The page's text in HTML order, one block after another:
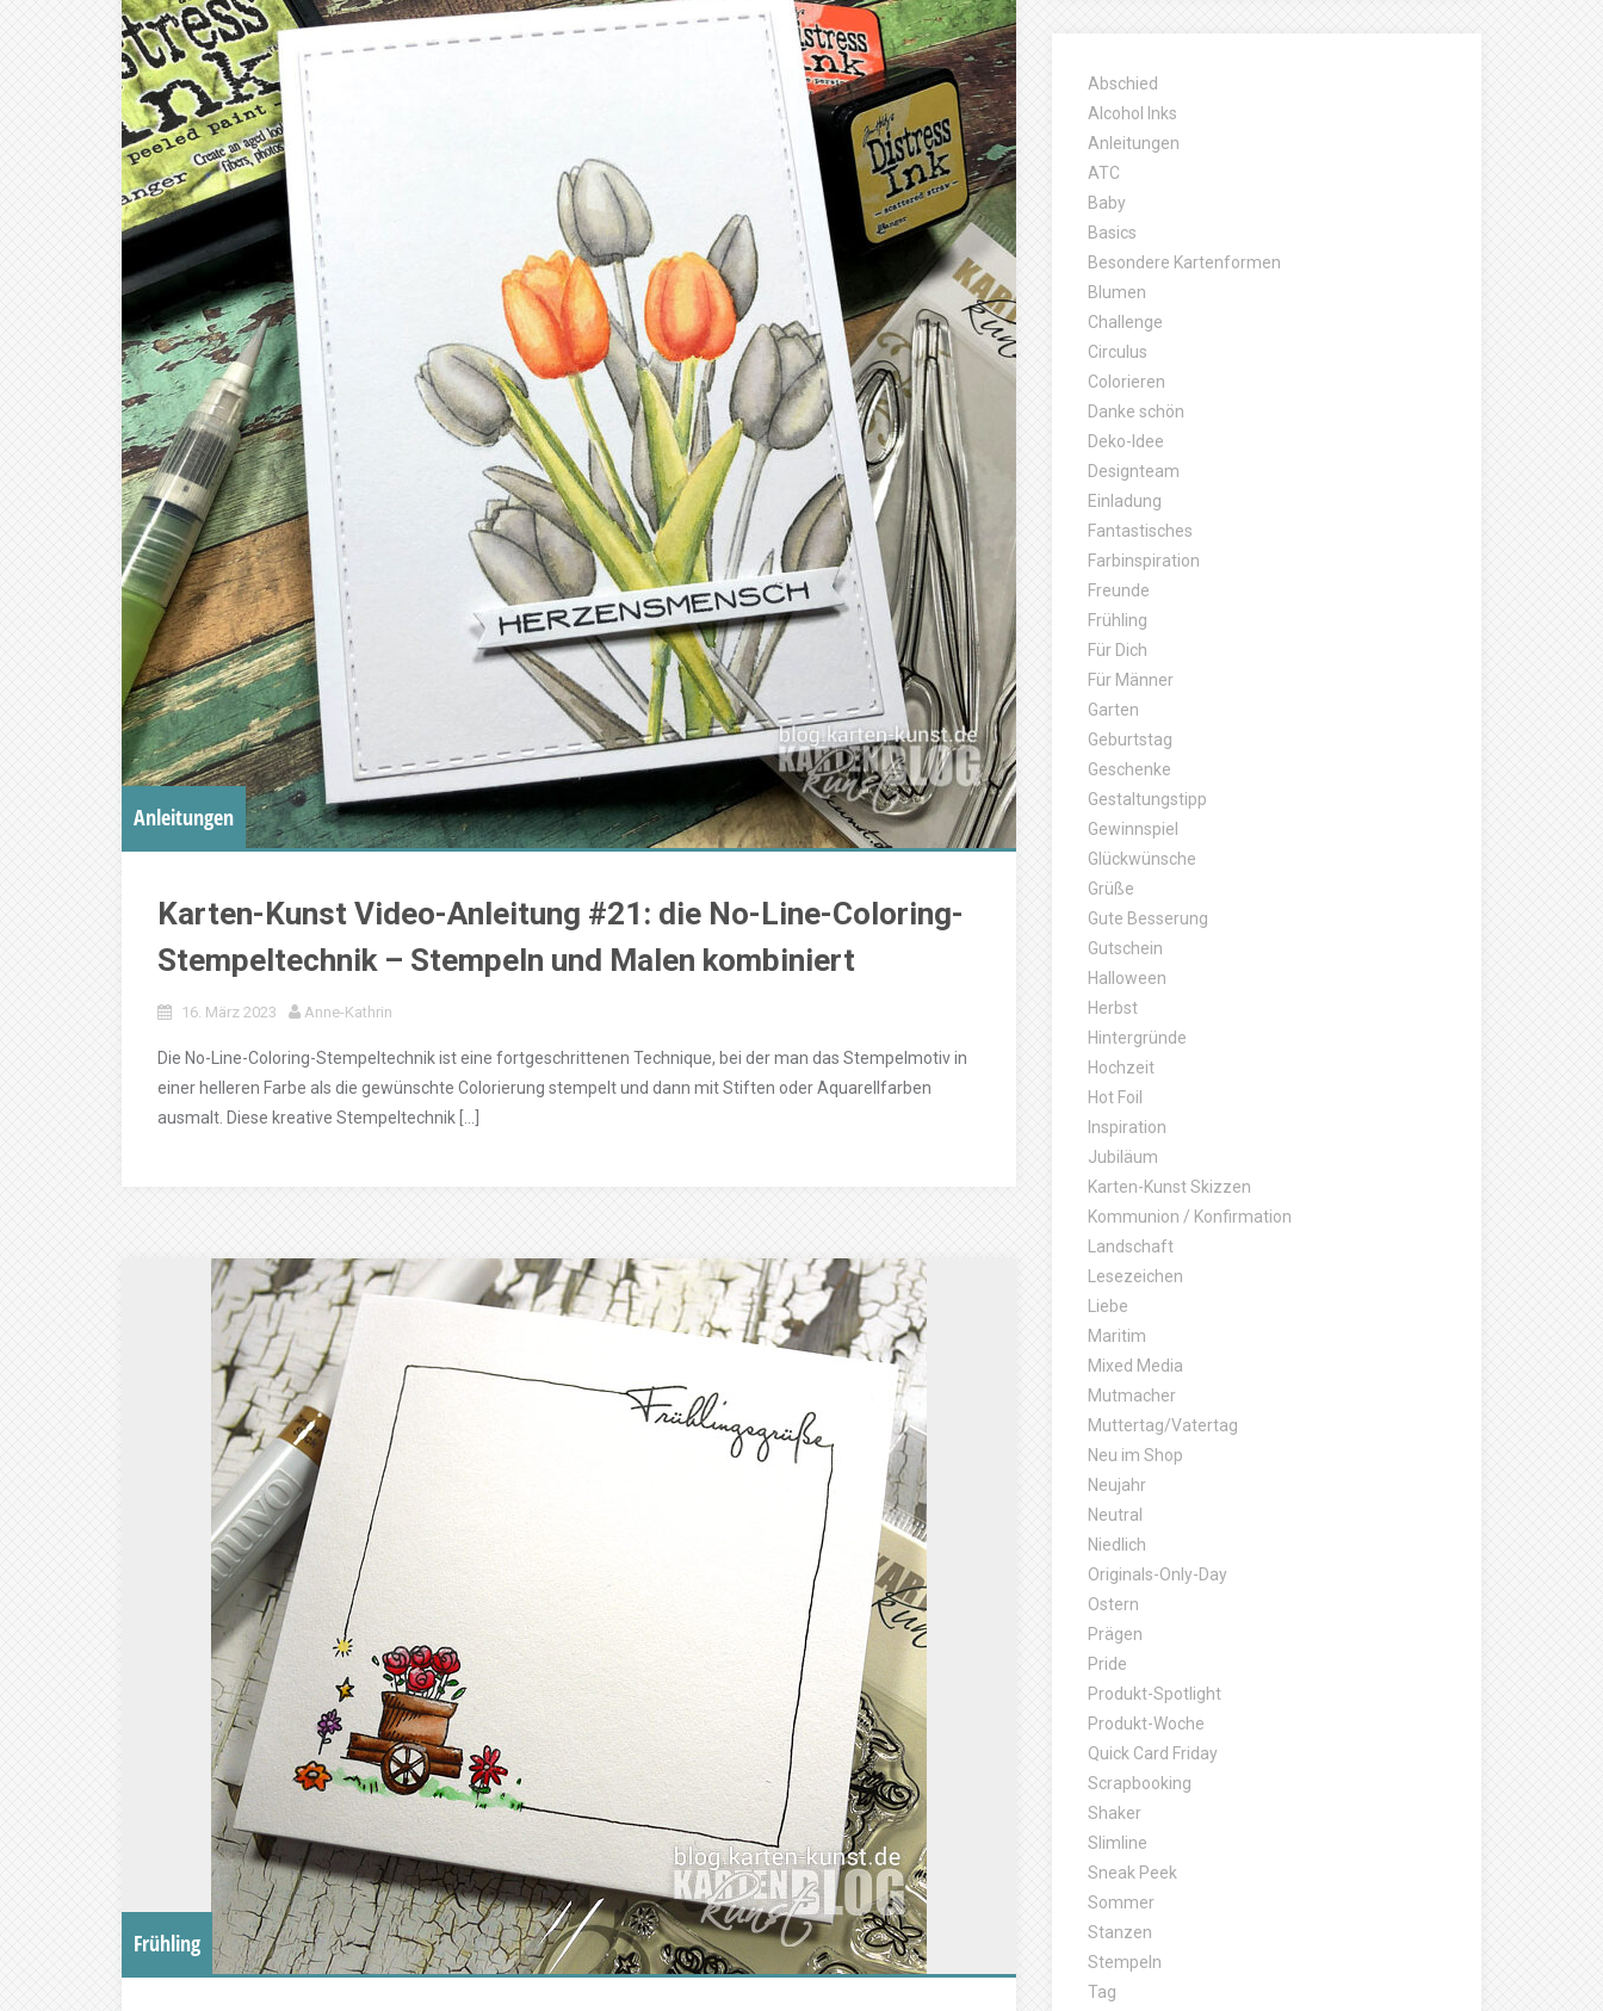
Anleitungen
Karten-Kunst Video-Anleitung #21: die No-Line-Coloring-
Stempeltechnik – Stempeln und Malen kombiniert
16. März 2023 Anne-Kathrin
Die No-Line-Coloring-Stempeltechnik ist eine fortgeschrittenen Technique, bei der man das Stempelmotiv in
einer helleren Farbe als die gewünschte Colorierung stempelt und dann mit Stiften oder Aquarellfarben
ausmalt. Diese kreative Stempeltechnik […]
Frühling
Abschied
Alcohol Inks
Anleitungen
ATC
Baby
Basics
Besondere Kartenformen
Blumen
Challenge
Circulus
Colorieren
Danke schön
Deko-Idee
Designteam
Einladung
Fantastisches
Farbinspiration
Freunde
Frühling
Für Dich
Für Männer
Garten
Geburtstag
Geschenke
Gestaltungstipp
Gewinnspiel
Glückwünsche
Grüße
Gute Besserung
Gutschein
Halloween
Herbst
Hintergründe
Hochzeit
Hot Foil
Inspiration
Jubiläum
Karten-Kunst Skizzen
Kommunion / Konfirmation
Landschaft
Lesezeichen
Liebe
Maritim
Mixed Media
Mutmacher
Muttertag/Vatertag
Neu im Shop
Neujahr
Neutral
Niedlich
Originals-Only-Day
Ostern
Prägen
Pride
Produkt-Spotlight
Produkt-Woche
Quick Card Friday
Scrapbooking
Shaker
Slimline
Sneak Peek
Sommer
Stanzen
Stempeln
Tag